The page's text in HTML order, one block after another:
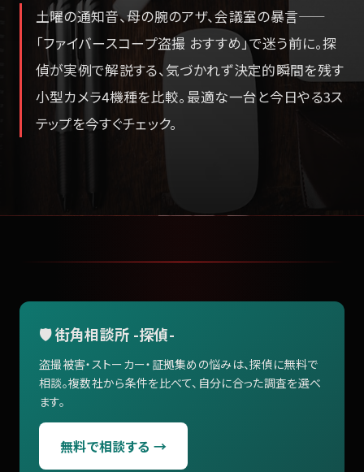
土曜の通知音、母の腕のアザ、会議室の暴言——
「ファイバースコープ盗撮 おすすめ」で迷う前に。探
偵が実例で解説する、気づかれず決定的瞬間を残す
小型カメラ4機種を比較。最適な一台と今日やる3ス
テップを今すぐチェック。
🛡️ 街角相談所 -探偵-
盗撮被害・ストーカー・証拠集めの悩みは、探偵に無料で
相談。複数社から条件を比べて、自分に合った調査を選べ
ます。
無料で相談する →